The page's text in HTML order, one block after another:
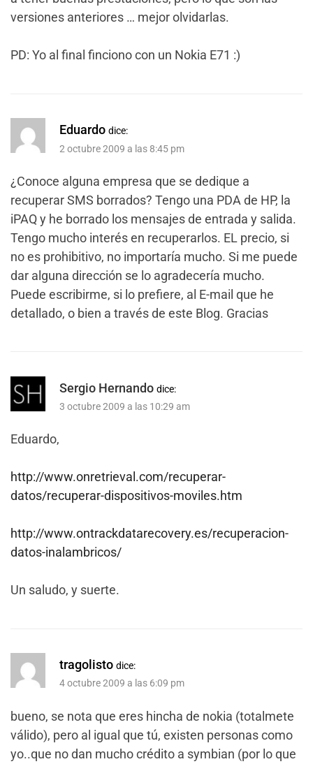
versiones anteriores … mejor olvidarlas.
PD: Yo al final finciono con un Nokia E71 :)
Eduardo dice:
2 octubre 2009 a las 8:45 pm
¿Conoce alguna empresa que se dedique a
recuperar SMS borrados? Tengo una PDA de HP, la
iPAQ y he borrado los mensajes de entrada y salida.
Tengo mucho interés en recuperarlos. EL precio, si
no es prohibitivo, no importaría mucho. Si me puede
dar alguna dirección se lo agradecería mucho.
Puede escribirme, si lo prefiere, al E-mail que he
detallado, o bien a través de este Blog. Gracias
Sergio Hernando dice:
3 octubre 2009 a las 10:29 am
Eduardo,
http://www.onretrieval.com/recuperar-
datos/recuperar-dispositivos-moviles.htm
http://www.ontrackdatarecovery.es/recuperacion-
datos-inalambricos/
Un saludo, y suerte.
tragolisto dice:
4 octubre 2009 a las 6:09 pm
bueno, se nota que eres hincha de nokia (totalmete
válido), pero al igual que tú, existen personas como
yo..que no dan mucho crédito a symbian (por lo que